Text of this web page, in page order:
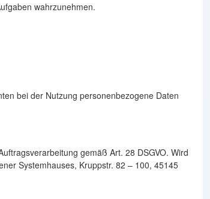
wahrzunehmen.
bei der Nutzung personenbezogene Daten
gemäß Art. 28 DSGVO. Wird
Systemhauses, Kruppstr. 82 – 100, 45145